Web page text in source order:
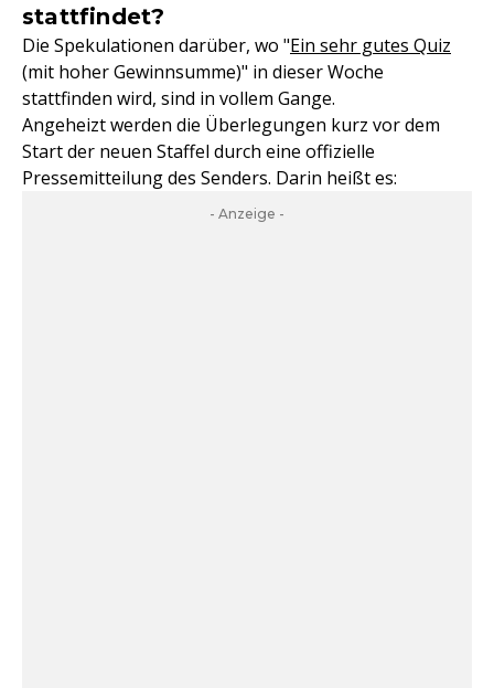
stattfindet?
Die Spekulationen darüber, wo "Ein sehr gutes Quiz
(mit hoher Gewinnsumme)" in dieser Woche
stattfinden wird, sind in vollem Gange.
Angeheizt werden die Überlegungen kurz vor dem
Start der neuen Staffel durch eine offizielle
Pressemitteilung des Senders. Darin heißt es:
- Anzeige -